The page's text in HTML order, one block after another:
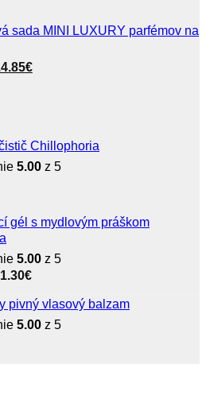
through
4.50€
sada MINI LUXURY parfémov na
€Aktuálna
Chillophoria
5.00 z 5
gél s mydlovým práškom
5.00 z 5
€Price
8.30€
through
pivný vlasový balzam
5.00 z 5